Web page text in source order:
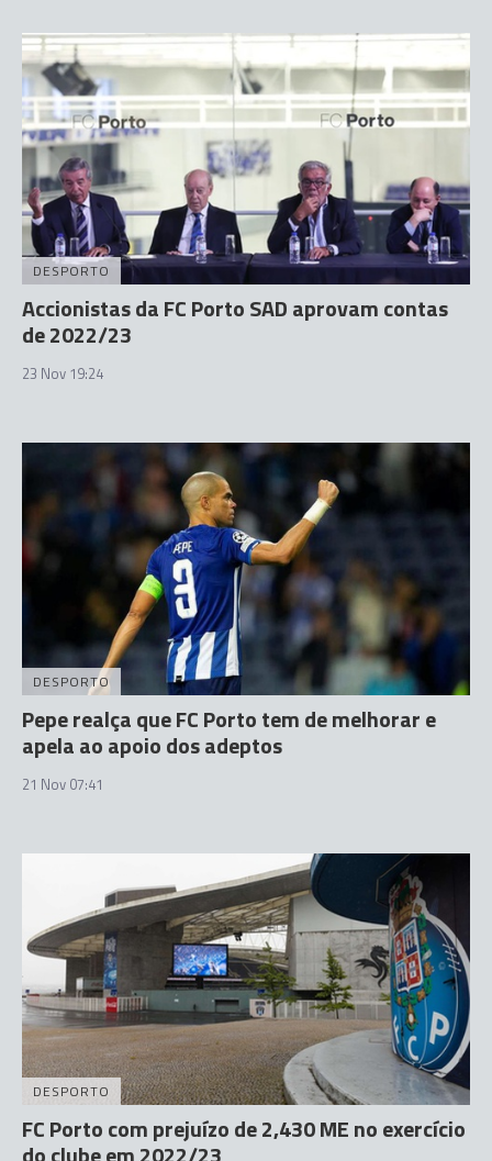
DESPORTO
Accionistas da FC Porto SAD aprovam contas
de 2022/23
23 Nov 19:24
DESPORTO
Pepe realça que FC Porto tem de melhorar e
apela ao apoio dos adeptos
21 Nov 07:41
DESPORTO
FC Porto com prejuízo de 2,430 ME no exercício